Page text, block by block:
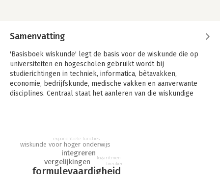
Samenvatting
'Basisboek wiskunde' legt de basis voor de wiskunde die op
universiteiten en hogescholen gebruikt wordt bij
studierichtingen in techniek, informatica, bètavakken,
economie, bedrijfskunde, medische vakken en aanverwante
disciplines. Centraal staat het aanleren van die wiskundige
In deze nieuwe editie hebben de auteurs suggesties van
gebruikers van de vorige editie van het boek verwerkt. De
uitleg is verbeterd en uitgebreid bij de onderwerpen algebra,
formulevaardigheid
vergelijkingen
integreren
wiskunde voor hoger onderwijs
logaritmen
breuken
exponentiële functies